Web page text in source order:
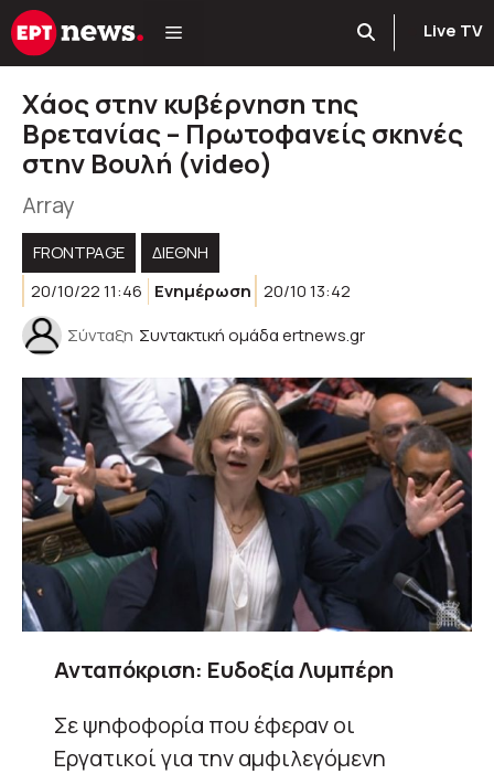
Μετάβαση
σε
Live TV
Χάος στην κυβέρνηση της
Βρετανίας – Πρωτοφανείς σκηνές
στην Βουλή (video)
Array
FRONTPAGE
ΔΙΕΘΝΗ
20/10/22 11:46
Ενημέρωση 20/10 13:42
Σύνταξη Συντακτική ομάδα ertnews.gr
Ανταπόκριση: Ευδοξία Λυμπέρη
Σε ψηφοφορία που έφεραν οι
Εργατικοί για την αμφιλεγόμενη